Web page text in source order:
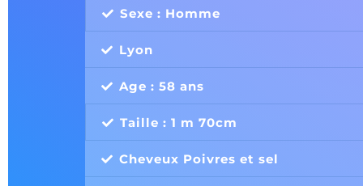
Sexe : Homme
Lyon
Age : 58 ans
Taille : 1 m 70cm
Cheveux Poivres et sel